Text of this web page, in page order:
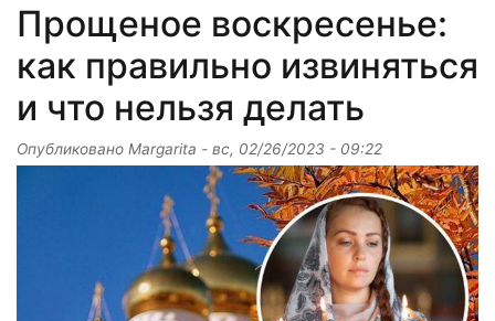
Прощеное воскресенье:
как правильно извиняться
и что нельзя делать
Опубликовано Margarita - вс, 02/26/2023 - 09:22